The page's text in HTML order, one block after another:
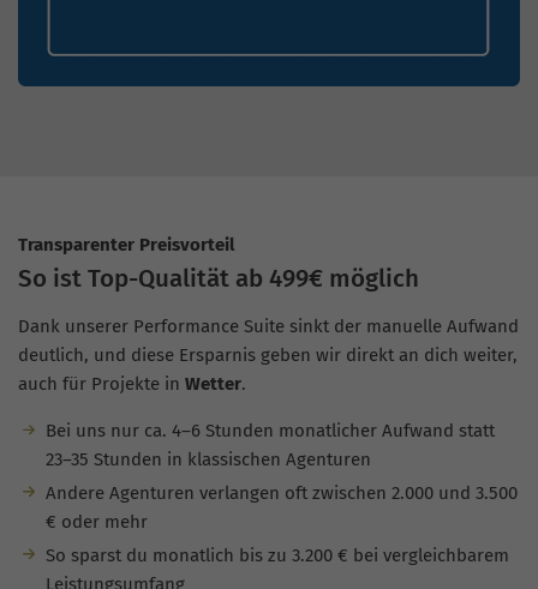
Transparenter Preisvorteil
So ist Top-Qualität ab 499€ möglich
Dank unserer Performance Suite sinkt der manuelle Aufwand
deutlich, und diese Ersparnis geben wir direkt an dich weiter,
auch für Projekte in Wetter.
Bei uns nur ca. 4–6 Stunden monatlicher Aufwand statt
23–35 Stunden in klassischen Agenturen
Andere Agenturen verlangen oft zwischen 2.000 und 3.500
€ oder mehr
So sparst du monatlich bis zu 3.200 € bei vergleichbarem
Leistungsumfang